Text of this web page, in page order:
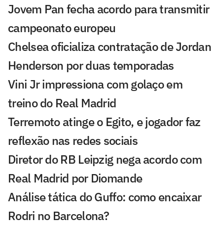
Jovem Pan fecha acordo para transmitir
campeonato europeu
Chelsea oficializa contratação de Jordan
Henderson por duas temporadas
Vini Jr impressiona com golaço em
treino do Real Madrid
Terremoto atinge o Egito, e jogador faz
reflexão nas redes sociais
Diretor do RB Leipzig nega acordo com
Real Madrid por Diomande
Análise tática do Guffo: como encaixar
Rodri no Barcelona?